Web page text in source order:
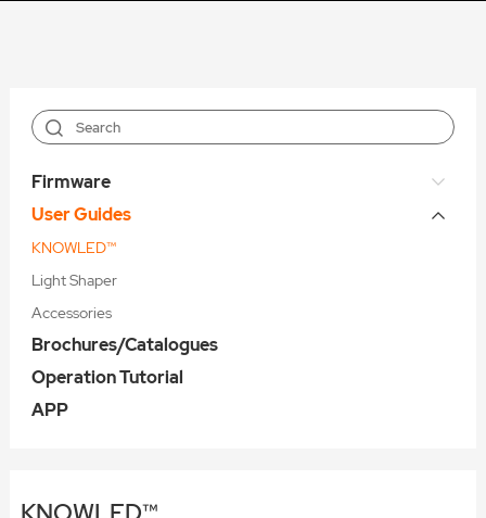
Firmware
User Guides
KNOWLED™
Light Shaper
Accessories
Brochures/Catalogues
Operation Tutorial
APP